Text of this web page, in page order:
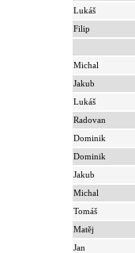
Lukáš
Filip
Michal
Jakub
Lukáš
Radovan
Dominik
Dominik
Jakub
Michal
Tomáš
Matěj
Jan